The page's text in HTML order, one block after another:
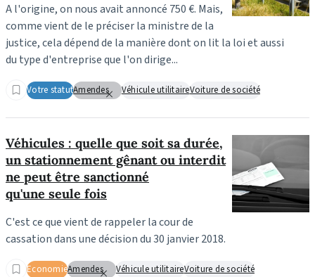
A l'origine, on nous avait annoncé 750 €. Mais,
comme vient de le préciser la ministre de la
justice, cela dépend de la manière dont on lit la loi et aussi
du type d'entreprise que l'on dirige...
Votre statutAmendes Véhicule utilitaireVoiture de société
Véhicules : quelle que soit sa durée,
un stationnement gênant ou interdit
ne peut être sanctionné
qu'une seule fois
C'est ce que vient de rappeler la cour de
cassation dans une décision du 30 janvier 2018.
EconomieAmendes Véhicule utilitaireVoiture de société